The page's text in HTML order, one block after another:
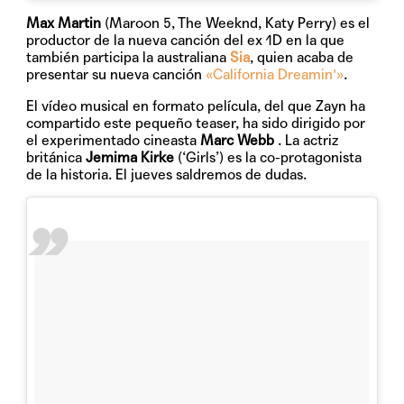
Max Martin (Maroon 5, The Weeknd, Katy Perry) es el
productor de la nueva canción del ex 1D en la que
también participa la australianaSia, quien acaba de
presentar su nueva canción «California Dreamin'».
El vídeo musical en formato película, del que Zayn ha
compartido este pequeño teaser, ha sido dirigido por
el experimentado cineasta Marc Webb . La actriz
británica Jemima Kirke (‘Girls’) es la co-protagonista
de la historia. El jueves saldremos de dudas.